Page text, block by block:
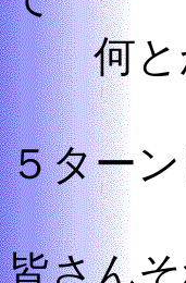
何とか
５ター
皆さん